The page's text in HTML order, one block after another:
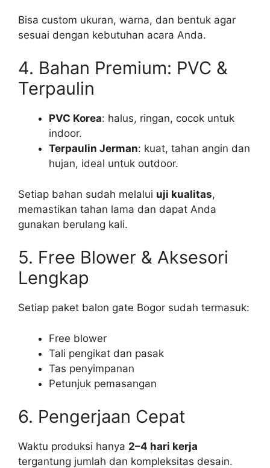
Bisa custom ukuran, warna, dan bentuk agar
sesuai dengan kebutuhan acara Anda.
4. Bahan Premium: PVC &
Terpaulin
PVC Korea: halus, ringan, cocok untuk
indoor.
Terpaulin Jerman: kuat, tahan angin dan
hujan, ideal untuk outdoor.
Setiap bahan sudah melalui uji kualitas,
memastikan tahan lama dan dapat Anda
gunakan berulang kali.
5. Free Blower & Aksesori
Lengkap
Setiap paket balon gate Bogor sudah termasuk:
Free blower
Tali pengikat dan pasak
Tas penyimpanan
Petunjuk pemasangan
6. Pengerjaan Cepat
Waktu produksi hanya 2–4 hari kerja
tergantung jumlah dan kompleksitas desain.